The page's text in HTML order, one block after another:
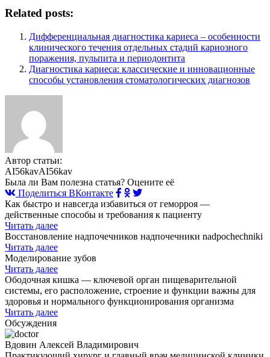
Related posts:
Дифференциальная диагностика кариеса – особенности
клинического течения отдельных стадий кариозного
поражения, пульпита и периодонтита
Диагностика кариеса: классические и инновационные
способы установления стоматологических диагнозов
Автор статьи:
AI56kavAI56kav
Была ли Вам полезна статья? Оцените её
Поделиться ВКонтакте
Как быстро и навсегда избавиться от геморроя —
действенные способы и требования к пациенту
Читать далее
Восстановление надпочечников надпочечники nadpochechniki
Читать далее
Моделирование зубов
Читать далее
Ободочная кишка — ключевой орган пищеварительной
системы, его расположение, строение и функции важны для
здоровья и нормального функционирования организма
Читать далее
Обсуждения
Вдовин Алексей Владимирович